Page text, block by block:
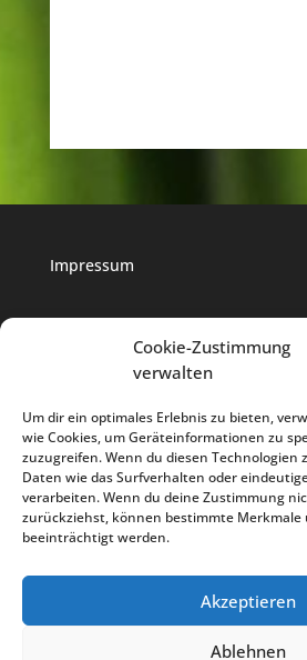
Cookie-Zustimmung
verwalten
Um dir ein optimales Erlebnis zu bieten,
wie Cookies, um Geräteinformationen zu
zuzugreifen. Wenn du diesen
Daten wie das Surfverhalten oder
verarbeiten. Wenn du deine Zustimmung
zurückziehst, können bestimmte Merkmale
beeinträchtigt werden.
Akzeptieren
Ablehnen
Impressum
Datenschutz
Cookie-Richtlinie
TAN NAM Küche
Weinkarte
Kontakt